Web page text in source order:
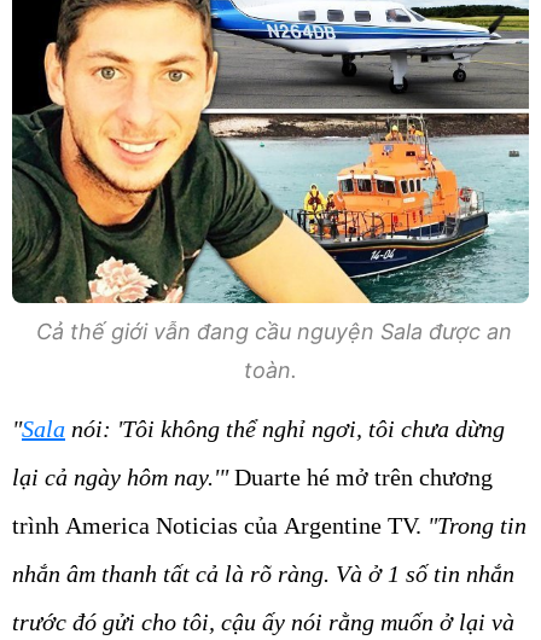
Cả thế giới vẫn đang cầu nguyện Sala được an
toàn.
"Sala nói: 'Tôi không thể nghỉ ngơi, tôi chưa dừng
lại cả ngày hôm nay.'"Duarte hé mở trên chương
trình America Noticias của Argentine TV. "Trong tin
nhắn âm thanh tất cả là rõ ràng. Và ở 1 số tin nhắn
trước đó gửi cho tôi, cậu ấy nói rằng muốn ở lại và